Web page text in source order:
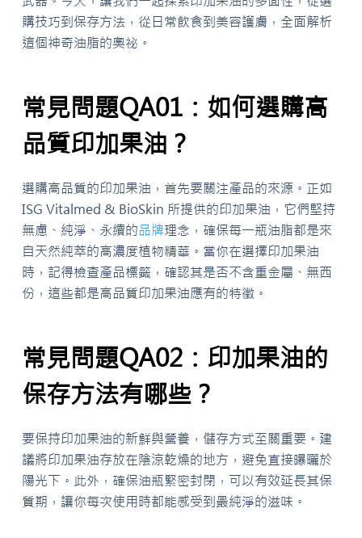
購技巧到保存方法，從日常飲食到美容護膚，全面解析
這個神奇油脂的奧祕。
常見問題QA01：如何選購高
品質印加果油？
選購高品質的印加果油，首先要關注產品的來源。正如
ISG Vitalmed & BioSkin 所提供的印加果油，它們堅持
無慮、純淨、永續的品牌理念，確保每一瓶油脂都是來
自天然純萃的高濃度植物精華。當你在選擇印加果油
時，記得檢查產品標籤，確認其是否不含重金屬、無西
份，這些都是高品質印加果油應有的特徵。
常見問題QA02：印加果油的
保存方法有哪些？
要保持印加果油的新鮮與營養，儲存方式至關重要。建
議將印加果油存放在陰涼乾燥的地方，避免直接曝曬於
陽光下。此外，確保油瓶緊密封閉，可以有效延長其保
質期，讓你每次使用時都能感受到最純淨的滋味。